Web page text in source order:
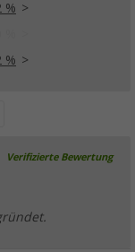
Verbinder
%
%
Verifizierte Bewertung